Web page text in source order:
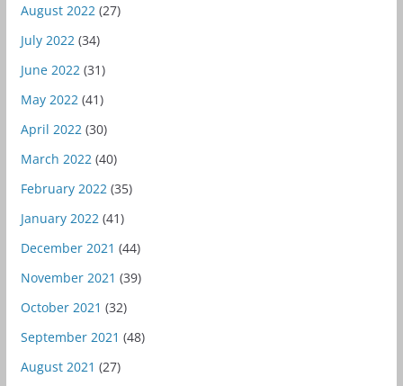
August 2022 (27)
July 2022 (34)
June 2022 (31)
May 2022 (41)
April 2022 (30)
March 2022 (40)
February 2022 (35)
January 2022 (41)
December 2021 (44)
November 2021 (39)
October 2021 (32)
September 2021 (48)
August 2021 (27)